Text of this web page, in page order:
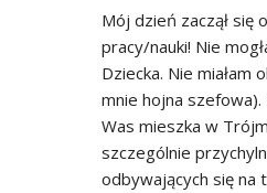
Mój dzień zaczął się
pracy/nauki! Nie
Dziecka. Nie
mnie hojna
Was mieszka w
szczególnie
odbywających się na